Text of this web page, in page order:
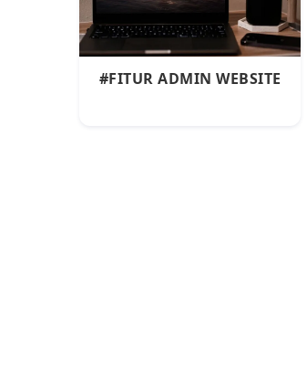
#FITUR ADMIN WEBSITE